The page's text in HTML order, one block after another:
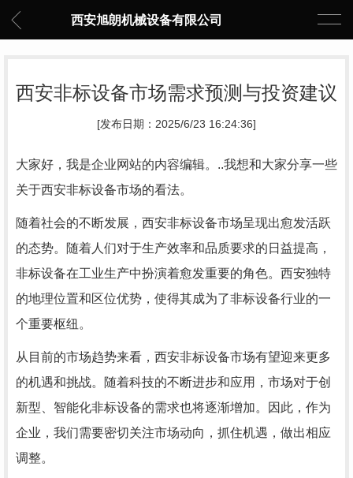
西安旭朗机械设备有限公司
西安非标设备市场需求预测与投资建议
[发布日期：2025/6/23 16:24:36]
大家好，我是企业网站的内容编辑。..我想和大家分享一些
关于西安非标设备市场的看法。
随着社会的不断发展，西安非标设备市场呈现出愈发活跃
的态势。随着人们对于生产效率和品质要求的日益提高，
非标设备在工业生产中扮演着愈发重要的角色。西安独特
的地理位置和区位优势，使得其成为了非标设备行业的一
个重要枢纽。
从目前的市场趋势来看，西安非标设备市场有望迎来更多
的机遇和挑战。随着科技的不断进步和应用，市场对于创
新型、智能化非标设备的需求也将逐渐增加。因此，作为
企业，我们需要密切关注市场动向，抓住机遇，做出相应
调整。